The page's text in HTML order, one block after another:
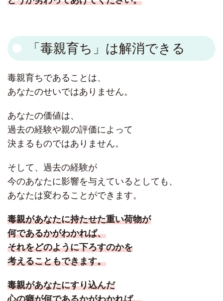
「毒親育ち」は解消できる
毒親育ちであることは、
あなたのせいではありません。
あなたの価値は、
過去の経験や親の評価によって
決まるものではありません。
そして、過去の経験が
今のあなたに影響を与えているとしても、
あなたは変わることができます。
毒親があなたに持たせた重い荷物が
何であるかがわかれば、
それをどのように下ろすのかを
考えることもできます。
毒親があなたにすり込んだ
心の癖が何であるかがわかれば、